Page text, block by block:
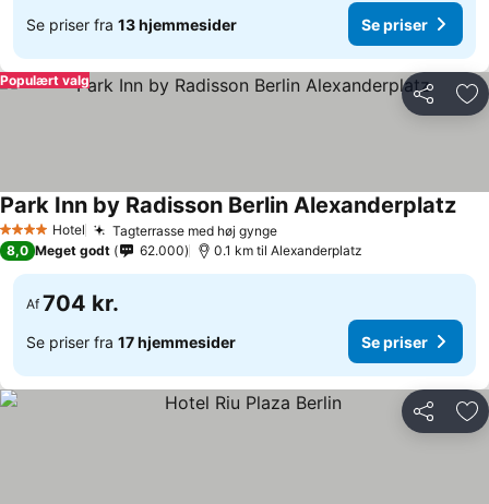
Se priser fra 13 hjemmesider Se priser
Del
Populært valg
4 StjernerHotel Tagterrasse med høj gynge
Park Inn by Radisson Berlin Alexanderplatz
8,0 Meget godt 62.000 0.1 km til Alexanderplatz
Af 704 kr.
Se priser fra 17 hjemmesider Se priser
Del